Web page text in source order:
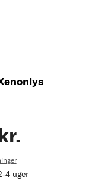
4 uger